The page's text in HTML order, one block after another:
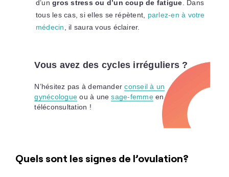
d’ungros stress ou d’un coup de fatigue. Dans
tous les cas, si elles se répètent, parlez-en à votre
médecin, il saura vous éclairer.
Vous avez des cycles irréguliers ?
N’hésitez pas à demanderconseil à un
gynécologue ou à unesage-femmeen
téléconsultation !
Quels sont les signes de l’ovulation?